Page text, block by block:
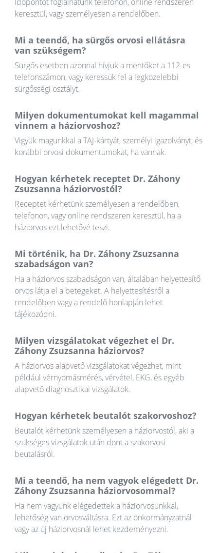
keresztül, vagy személyesen a rendelőben.
Mi a teendő, ha sürgős orvosi ellátásra
van szükségem?
Sürgős esetben azonnal hívjuk a mentőket a 112-es
telefonszámon, vagy keressük fel a legközelebbi
sürgősségi osztályt.
Milyen dokumentumokat kell magammal
vinnem a háziorvoshoz?
Vigyük magunkkal a TAJ-kártyát, személyi igazolványt, és
korábbi orvosi dokumentumokat, ha vannak.
Hogyan kérhetek receptet Dr. Záhony
Zsuzsanna háziorvostól?
Receptet kérhetünk személyesen a rendelőben,
telefonon, vagy online rendszeren keresztül, ha a
háziorvos ezt lehetővé teszi.
Mi történik, ha Dr. Záhony Zsuzsanna
szabadságon van?
Ha a háziorvos szabadságon van, általában helyettesítő
orvos látja el a betegeket. A helyettesítésről a
rendelőben vagy a rendelő honlapján lehet
tájékozódni.
Milyen vizsgálatokat végezhet el Dr.
Záhony Zsuzsanna háziorvos?
A háziorvos alapvető vizsgálatokat végezhet, mint
például vérnyomásmérés, vérvétel, EKG, és egyéb
alapvető diagnosztikai vizsgálatok.
Hogyan kérhetek beutalót szakorvoshoz?
Beutalót kérhetünk személyesen a háziorvostól, aki a
szükséges vizsgálatok után dönt a szakorvosi
beutalásról.
Mi a teendő, ha nem vagyok elégedett Dr.
Záhony Zsuzsanna háziorvosommal?
Ha nem vagyunk elégedettek a háziorvosunkkal,
lehetőség van orvosváltásra. Ezt az önkormányzatnál
vagy az új háziorvosnál lehet kezdeményezni.